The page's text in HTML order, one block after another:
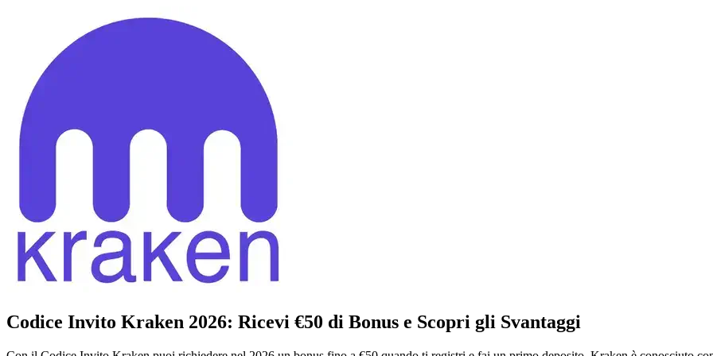
Codice Invito Kraken 2026: Ricevi €50 di Bonus e Scopri gli Svantaggi